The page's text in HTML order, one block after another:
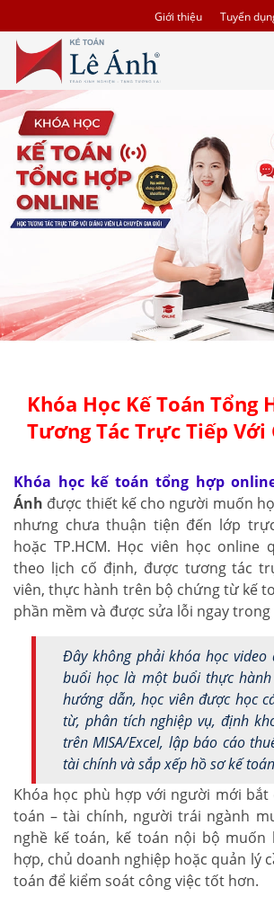
Giới thiệu Tuyển
Khóa Học Kế Toán Tổng
Tương Tác Trực Tiếp Với
Khóa học kế toán tổng hợp
Ánh được thiết kế cho người muốn
nhưng chưa thuận tiện đến lớp
hoặc TP.HCM. Học viên học online
theo lịch cố định, được tương tác
viên, thực hành trên bộ chứng từ kế
phần mềm và được sửa lỗi ngay
Đây không phải khóa học video
buổi học là một buổi thực
hướng dẫn, học viên được học
từ, phân tích nghiệp vụ, định
trên MISA/Excel, lập báo cáo
tài chính và sắp xếp hồ sơ kế
Khóa học phù hợp với người mới bắt
toán – tài chính, người trái ngành
nghề kế toán, kế toán nội bộ muốn
hợp, chủ doanh nghiệp hoặc quản lý
toán để kiểm soát công việc tốt hơn.